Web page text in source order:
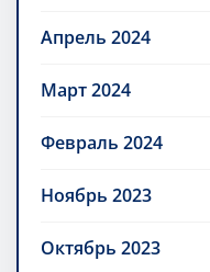
Апрель 2024
Март 2024
Февраль 2024
Ноябрь 2023
Октябрь 2023